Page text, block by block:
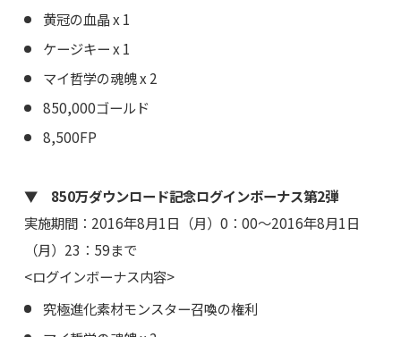
黄冠の血晶 x 1
ケージキー x 1
マイ哲学の魂魄 x 2
850,000ゴールド
8,500FP
▼ 850万ダウンロード記念ログインボーナス第2弾
実施期間：2016年8月1日（月）0：00～2016年8月1日
（月）23：59まで
<ログインボーナス内容>
究極進化素材モンスター召喚の権利